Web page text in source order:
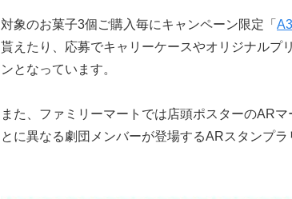
対象のお菓子3個ご購入毎にキャンペーン限定「
貰えたり、応募でキャリーケースやオリジナルプ
ンとなっています。
また、ファミリーマートでは店頭ポスターのAR
とに異なる劇団メンバーが登場するARスタンプラ